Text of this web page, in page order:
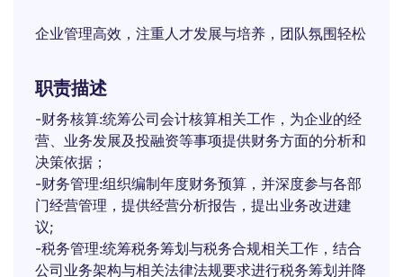
企业管理高效，注重人才发展与培养，团队氛围轻松
职责描述
-财务核算:统筹公司会计核算相关工作，为企业的经
营、业务发展及投融资等事项提供财务方面的分析和
决策依据；
-财务管理:组织编制年度财务预算，并深度参与各部
门经营管理，提供经营分析报告，提出业务改进建
议;
-税务管理:统筹税务筹划与税务合规相关工作，结合
公司业务架构与相关法律法规要求进行税务筹划并降